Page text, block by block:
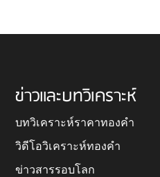
ข่าวและบทวิเคราะห์
บทวิเคราะห์ราคาทองคำ
วิดีโอวิเคราะห์ทองคำ
ข่าวสารรอบโลก